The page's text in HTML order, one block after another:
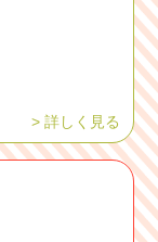
> 詳しく見る